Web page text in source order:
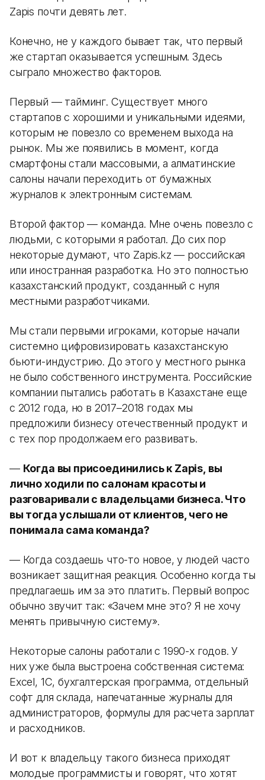
Zapis почти девять лет.
Конечно, не у каждого бывает так, что первый
же стартап оказывается успешным. Здесь
сыграло множество факторов.
Первый — тайминг. Существует много
стартапов с хорошими и уникальными идеями,
которым не повезло со временем выхода на
рынок. Мы же появились в момент, когда
смартфоны стали массовыми, а алматинские
салоны начали переходить от бумажных
журналов к электронным системам.
Второй фактор — команда. Мне очень повезло с
людьми, с которыми я работал. До сих пор
некоторые думают, что Zapis.kz — российская
или иностранная разработка. Но это полностью
казахстанский продукт, созданный с нуля
местными разработчиками.
Мы стали первыми игроками, которые начали
системно цифровизировать казахстанскую
бьюти-индустрию. До этого у местного рынка
не было собственного инструмента. Российские
компании пытались работать в Казахстане еще
с 2012 года, но в 2017–2018 годах мы
предложили бизнесу отечественный продукт и
с тех пор продолжаем его развивать.
— Когда вы присоединились к Zapis, вы
лично ходили по салонам красоты и
разговаривали с владельцами бизнеса. Что
вы тогда услышали от клиентов, чего не
понимала сама команда?
— Когда создаешь что-то новое, у людей часто
возникает защитная реакция. Особенно когда ты
предлагаешь им за это платить. Первый вопрос
обычно звучит так: «Зачем мне это? Я не хочу
менять привычную систему».
Некоторые салоны работали с 1990-х годов. У
них уже была выстроена собственная система:
Excel, 1С, бухгалтерская программа, отдельный
софт для склада, напечатанные журналы для
администраторов, формулы для расчета зарплат
и расходников.
И вот к владельцу такого бизнеса приходят
молодые программисты и говорят, что хотят